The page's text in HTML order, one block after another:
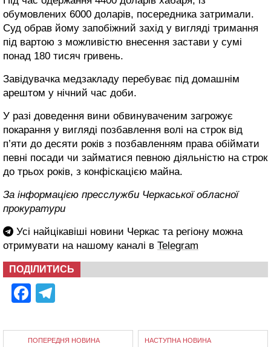
обумовлених 6000 доларів, посередника затримали.
Суд обрав йому запобіжний захід у вигляді тримання
під вартою з можливістю внесення застави у сумі
понад 180 тисяч гривень.
Завідувачка медзакладу перебуває під домашнім
арештом у нічний час доби.
У разі доведення вини обвинуваченим загрожує
покарання у вигляді позбавлення волі на строк від
п’яти до десяти років з позбавленням права обіймати
певні посади чи займатися певною діяльністю на строк
до трьох років, з конфіскацією майна.
За інформацією пресслужби Черкаської обласної
прокуратури
Усі найцікавіші новини Черкас та регіону можна
отримувати на нашому каналі в Telegram
ПОДІЛИТИСЬ
Facebook
ПОПЕРЕДНЯ НОВИНА НАСТУПНА НОВИНА